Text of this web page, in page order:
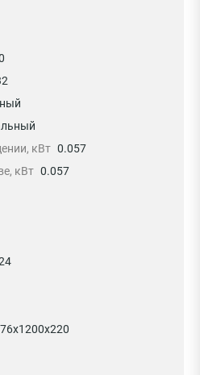
кВт 0.057
кВт 0.057